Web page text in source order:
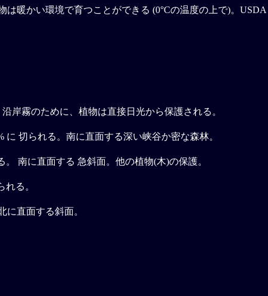
は暖かい環境で育つことができる (0°Cの温度の上で)。USDA
岸霧のために、植物は直接日光から保護される。
に 切られる。南に直面する深い峡谷か密な森林。
南に直面する 急斜面。他の植物(木)の保護。
れる。
に直面する斜面。